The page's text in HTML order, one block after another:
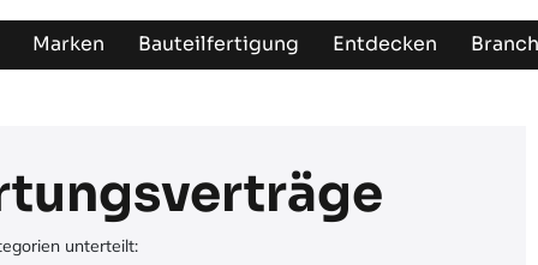
Marken Bauteilfertigung Entdecken
unterteilt: